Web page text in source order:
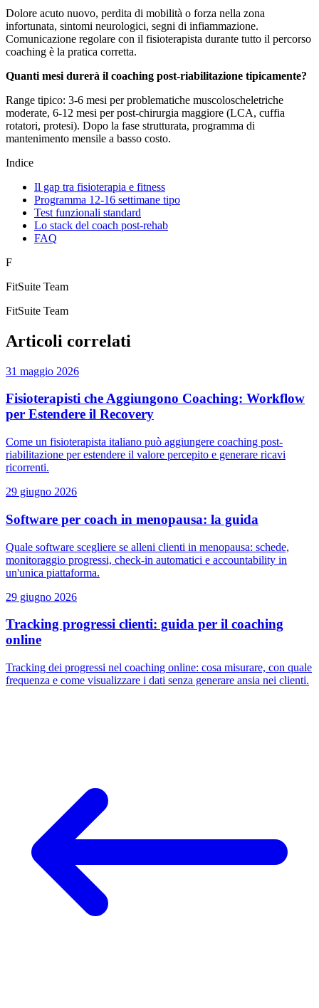
Dolore acuto nuovo, perdita di mobilità o forza nella zona
infortunata, sintomi neurologici, segni di infiammazione.
Comunicazione regolare con il fisioterapista durante tutto il percorso
coaching è la pratica corretta.
Quanti mesi durerà il coaching post-riabilitazione tipicamente?
Range tipico: 3-6 mesi per problematiche muscoloscheletriche
moderate, 6-12 mesi per post-chirurgia maggiore (LCA, cuffia
rotatori, protesi). Dopo la fase strutturata, programma di
mantenimento mensile a basso costo.
Indice
Il gap tra fisioterapia e fitness
Programma 12-16 settimane tipo
Test funzionali standard
Lo stack del coach post-rehab
FAQ
F
FitSuite Team
FitSuite Team
Articoli correlati
31 maggio 2026
Fisioterapisti che Aggiungono Coaching: Workflow
per Estendere il Recovery
Come un fisioterapista italiano può aggiungere coaching post-
riabilitazione per estendere il valore percepito e generare ricavi
ricorrenti.
29 giugno 2026
Software per coach in menopausa: la guida
Quale software scegliere se alleni clienti in menopausa: schede,
monitoraggio progressi, check-in automatici e accountability in
un'unica piattaforma.
29 giugno 2026
Tracking progressi clienti: guida per il coaching
online
Tracking dei progressi nel coaching online: cosa misurare, con quale
frequenza e come visualizzare i dati senza generare ansia nei clienti.